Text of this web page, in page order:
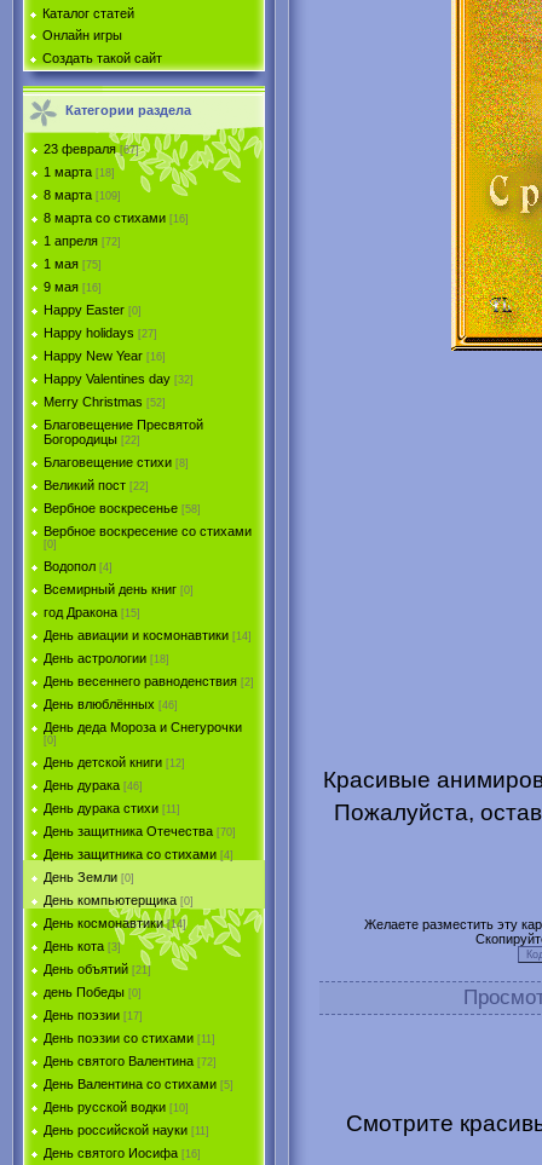
Каталог статей
Онлайн игры
Создать такой сайт
Категории раздела
23 февраля [67]
1 марта [18]
8 марта [109]
8 марта со стихами [16]
1 апреля [72]
1 мая [75]
9 мая [16]
Happy Easter [0]
Happy holidays [27]
Happy New Year [16]
Happy Valentines day [32]
Merry Christmas [52]
Благовещение Пресвятой
Богородицы [22]
Благовещение стихи [8]
Великий пост [22]
Вербное воскресенье [58]
Вербное воскресение со стихами
[0]
Водопол [4]
Всемирный день книг [0]
год Дракона [15]
День авиации и космонавтики [14]
День астрологии [18]
День весеннего равноденствия [2]
День влюблённых [46]
День деда Мороза и Снегурочки
[0]
День детской книги [12]
День дурака [46]
День дурака стихи [11]
День защитника Отечества [70]
День защитника со стихами [4]
День Земли [0]
День компьютерщика [0]
День космонавтики [14]
День кота [3]
День объятий [21]
день Победы [0]
День поэзии [17]
День поэзии со стихами [11]
День святого Валентина [72]
День Валентина со стихами [5]
День русской водки [10]
День российской науки [11]
День святого Иосифа [16]
Красивые
Пожалуйста,
Желаете разместить эту
Смотрите